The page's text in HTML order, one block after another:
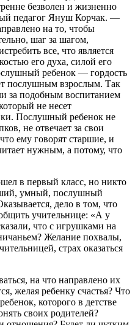
безволен и жизненно
педагог Януш Корчак. —
на то, чтобы
шаг за шагом,
все, что является
его духа, силой его
ребенок — гордость
послушным взрослым. Так
за подобным воспитанием
не несет
Послушный ребенок не
не отвечает за свои
ему говорят старшие, и
нужным, а потому, что
в первый класс, но никто
умный, послушный
дело в том, что
учительнице: «А у
что с игрушками на
Желание похвалы,
страх оказаться
на что направлено их
желая ребенку счастья? Что
которого в детстве
своих родителей?